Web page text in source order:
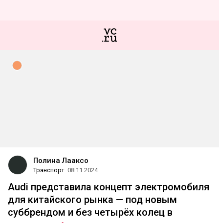
Полина Лааксо
Транспорт 08.11.2024
Audi представила концепт электромобиля
для китайского рынка — под новым
суббрендом и без четырёх колец в